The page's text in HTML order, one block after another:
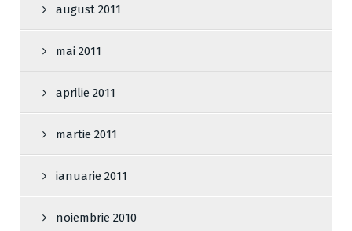
august 2011
mai 2011
aprilie 2011
martie 2011
ianuarie 2011
noiembrie 2010